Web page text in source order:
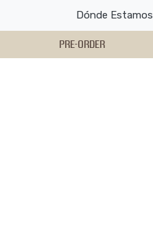
Dónde Estamos
PRE-ORDER